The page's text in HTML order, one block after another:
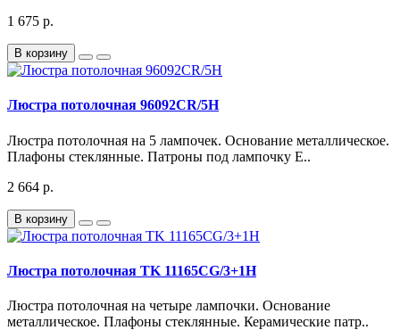
1 675 р.
В корзину
Люстра потолочная 96092CR/5H
Люстра потолочная на 5 лампочек. Основание металлическое.
Плафоны стеклянные. Патроны под лампочку Е..
2 664 р.
В корзину
Люстра потолочная TK 11165CG/3+1H
Люстра потолочная на четыре лампочки. Основание
металлическое. Плафоны стеклянные. Керамические патр..